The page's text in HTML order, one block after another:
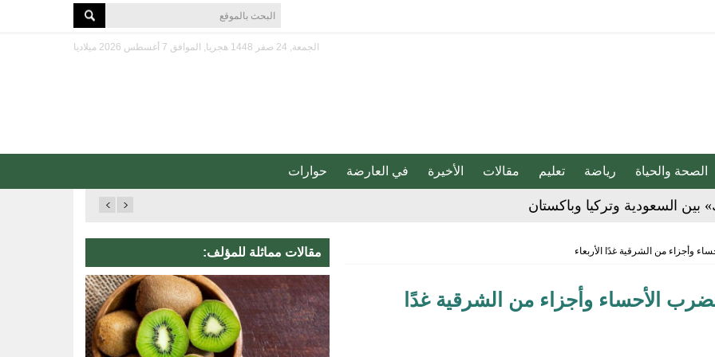
الجمعة, 24 صفر 1448 هجريا, الموافق 7 أغسطس 2026 ميلاديا
الصحة والحياة رياضة تعليم مقالات الأخيرة في العارضة حوارات
بين السعودية وتركيا وباكستان
منتجات قهوة وشوكولاتة مضاف إليها الجينسنغ
وأجزاء من الشرقية غدًا الأربعاء
تضرب الأحساء وأجزاء من الشرقية غدًا
مقالات مماثلة للمؤلف: